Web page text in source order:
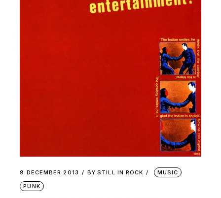
9 DECEMBER 2013 BY STILL IN ROCK
MUSIC
PUNK